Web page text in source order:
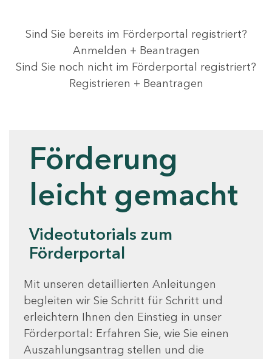
Sind Sie bereits im Förderportal registriert?
Anmelden + Beantragen
Sind Sie noch nicht im Förderportal registriert?
Registrieren + Beantragen
Förderung
leicht gemacht
Videotutorials zum
Förderportal
Mit unseren detaillierten Anleitungen
begleiten wir Sie Schritt für Schritt und
erleichtern Ihnen den Einstieg in unser
Förderportal: Erfahren Sie, wie Sie einen
Auszahlungsantrag stellen und die